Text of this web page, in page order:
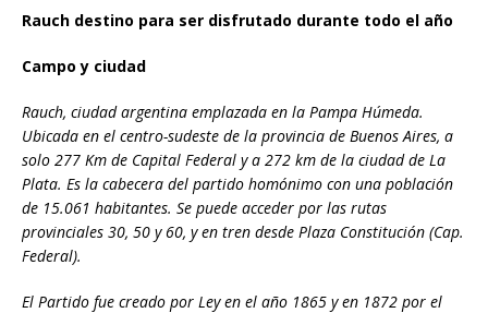
Rauch destino para ser disfrutado durante todo el año
Campo y ciudad
Rauch, ciudad argentina emplazada en la Pampa Húmeda.
Ubicada en el centro-sudeste de la provincia de Buenos Aires, a
solo 277 Km de Capital Federal y a 272 km de la ciudad de La
Plata. Es la cabecera del partido homónimo con una población
de 15.061 habitantes. Se puede acceder por las rutas
provinciales 30, 50 y 60, y en tren desde Plaza Constitución (Cap.
Federal).
El Partido fue creado por Ley en el año 1865 y en 1872 por el